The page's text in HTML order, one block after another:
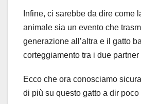
Infine, ci sarebbe da dire come
animale sia un evento che
generazione all’altra e il gatto
corteggiamento tra i due
Ecco che ora conosciamo
di più su questo gatto a dir poco